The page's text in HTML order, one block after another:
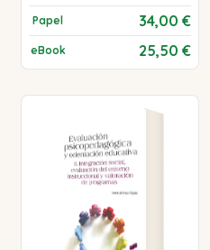
Papel 34,00 €
eBook 25,50 €